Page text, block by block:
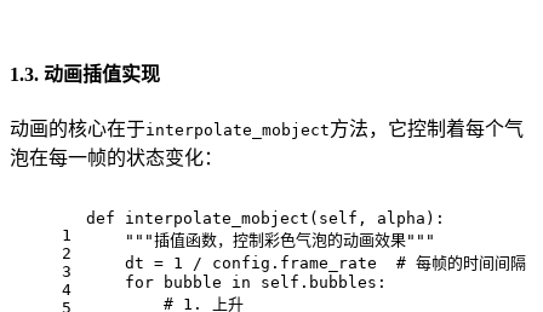
1.3. 动画插值实现
动画的核心在于interpolate_mobject方法，它控制着每个气
泡在每一帧的状态变化：
1
2
3
4
5
def interpolate_mobject(self, alpha):
    """插值函数，控制彩色气泡的动画效果"""
    dt = 1 / config.frame_rate  # 每帧的时间间隔
    for bubble in self.bubbles:
        # 1. 上升